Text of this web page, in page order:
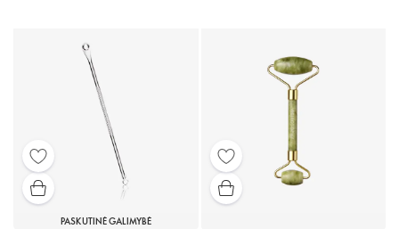
PASKUTINĖ GALIMYBĖ